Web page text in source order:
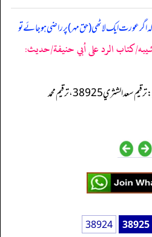
عورت ایک لاٹھی (حق مہر) پر راضی ہوجائے تو
كتاب الرد على أبي حنيفة/حدیث:
(مصنف ابن ابي شيبه: ترقيم سعد الشثري 38925، ترقيم محمد
38924 38925